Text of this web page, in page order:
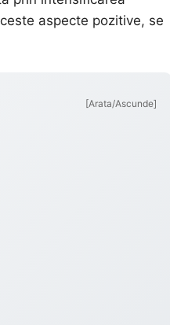
aspecte pozitive, se
[Arata/Ascunde]